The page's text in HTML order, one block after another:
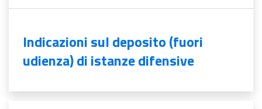
Indicazioni sul deposito (fuori
udienza) di istanze difensive